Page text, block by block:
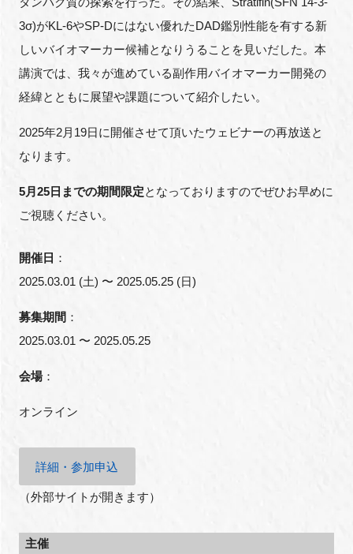
閉じる
3σ)がKL-6やSP-Dにはない優れたDAD鑑別性能を有する新
しいバイオマーカー候補となりうることを見いだした。本
講演では、我々が進めている副作用バイオマーカー開発の
経緯とともに展望や課題について紹介したい。
2025年2月19日に開催させて頂いたウェビナーの再放送と
なります。
5月25日までの期間限定となっておりますのでぜひお早めに
ご視聴ください。
開催日 ：
2025.03.01 (土) 〜 2025.05.25 (日)
募集期間 ：
2025.03.01 〜 2025.05.25
会場：
オンライン
詳細・参加申込
（外部サイトが開きます）
主催